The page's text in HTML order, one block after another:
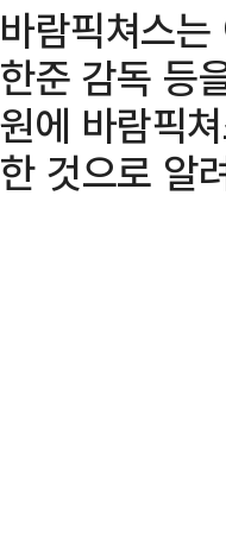
바람픽쳐스
한준 감독 등
원에 바람픽
한 것으로 알